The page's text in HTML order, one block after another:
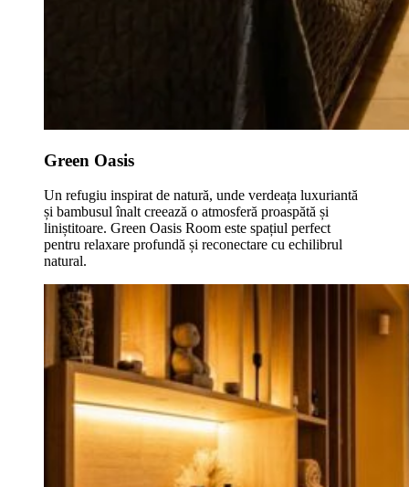
Green Oasis
Un refugiu inspirat de natură, unde verdeața luxuriantă
și bambusul înalt creează o atmosferă proaspătă și
liniștitoare. Green Oasis Room este spațiul perfect
pentru relaxare profundă și reconectare cu echilibrul
natural.